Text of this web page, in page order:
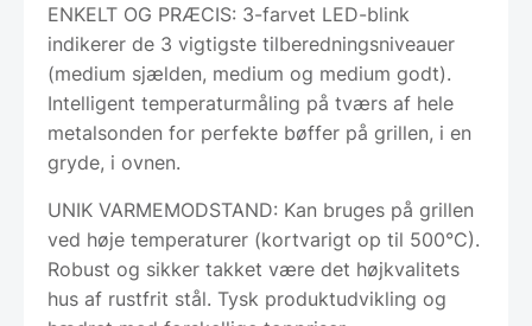
ENKELT OG PRÆCIS: 3-farvet LED-blink
indikerer de 3 vigtigste tilberedningsniveauer
(medium sjælden, medium og medium godt).
Intelligent temperaturmåling på tværs af hele
metalsonden for perfekte bøffer på grillen, i en
gryde, i ovnen.
UNIK VARMEMODSTAND: Kan bruges på grillen
ved høje temperaturer (kortvarigt op til 500°C).
Robust og sikker takket være det højkvalitets
hus af rustfrit stål. Tysk produktudvikling og